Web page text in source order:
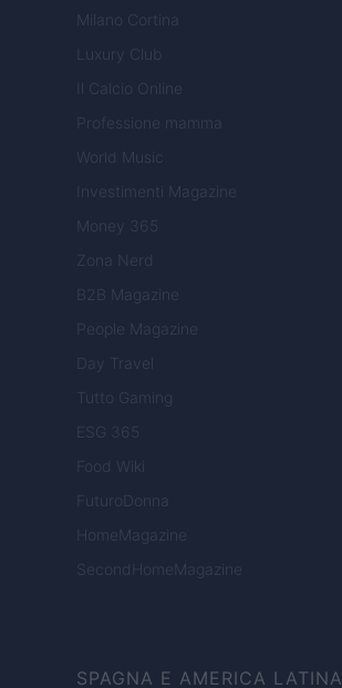
Milano Cortina
Luxury Club
Il Calcio Online
Professione mamma
World Music
Investimenti Magazine
Money 365
Zona Nerd
B2B Magazine
People Magazine
Day Travel
Tutto Gaming
ESG 365
Food Wiki
FuturoDonna
HomeMagazine
SecondHomeMagazine
SPAGNA E AMERICA LATINA